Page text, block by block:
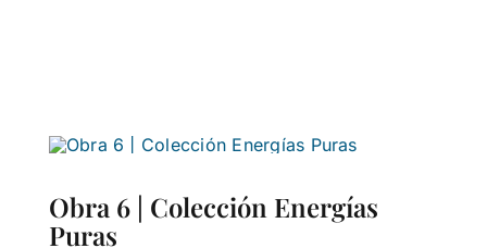
Obra 6 | Colección Energías
Puras